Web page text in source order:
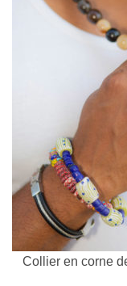
Collier en corne